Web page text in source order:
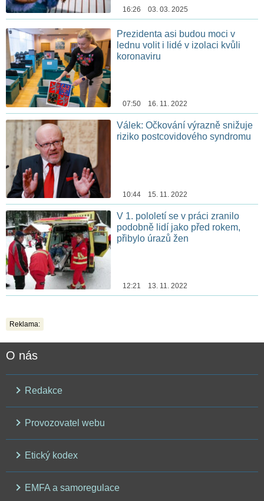
16:26 03. 03. 2025
Prezidenta asi budou moci v
lednu volit i lidé v izolaci kvůli
koronaviru
07:50 16. 11. 2022
Válek: Očkování výrazně snižuje
riziko postcovidového syndromu
10:44 15. 11. 2022
V 1. pololetí se v práci zranilo
podobně lidí jako před rokem,
přibylo úrazů žen
12:21 13. 11. 2022
Reklama:
O nás
Redakce
Provozovatel webu
Etický kodex
EMFA a samoregulace